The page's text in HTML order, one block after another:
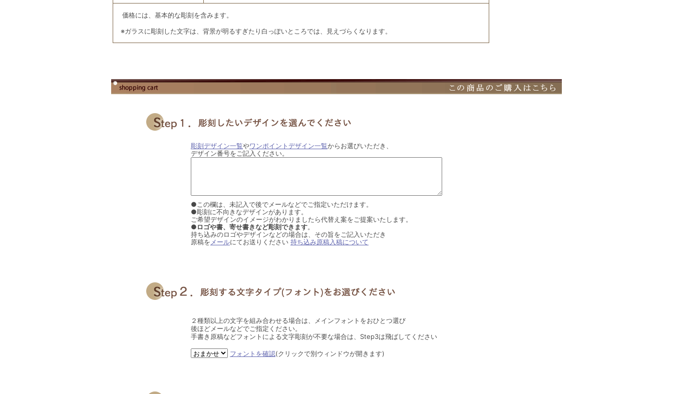
価格には、基本的な彫刻を含みます。
※ガラスに彫刻した文字は、背景が明るすぎたり白っぽいところでは、見えづらくなります。
彫刻デザイン一覧やワンポイントデザイン一覧からお選びいただき、
デザイン番号をご記入ください。
●この欄は、未記入で後でメールなどでご指定いただけます。
●彫刻に不向きなデザインがあります。
ご希望デザインのイメージがわかりましたら代替え案をご提案いたします。
●ロゴや書、寄せ書きなど彫刻できます。
持ち込みのロゴやデザインなどの場合は、その旨をご記入いただき
原稿を メールにてお送りください 持ち込み原稿入稿について
２種類以上の文字を組み合わせる場合は、メインフォントをおひとつ選び
後ほどメールなどでご指定ください。
手書き原稿などフォントによる文字彫刻が不要な場合は、Step3は飛ばしてください
フォントを確認(クリックで別ウィンドウが開きます)